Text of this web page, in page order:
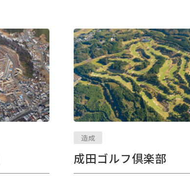
造成
成田ゴルフ倶楽部